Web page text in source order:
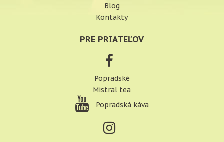
Blog
Kontakty
PRE PRIATEĽOV
Popradské
Mistral tea
Popradská káva